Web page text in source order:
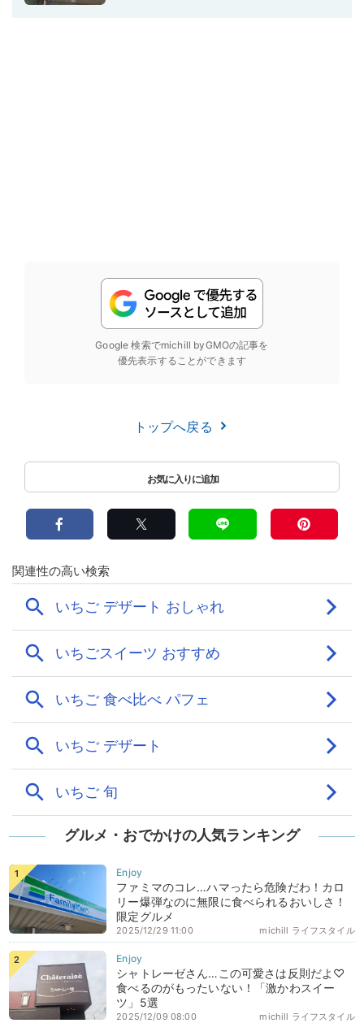
Google 検索でmichill byGMOの記事を
優先表示することができます
トップへ戻る
グルメ・おでかけの人気ランキング
ファミマのコレ…ハマったら危険だわ！カロ
リー爆弾なのに無限に食べられるおいしさ！
限定グルメ
michill ライフスタイル
2025/12/29 11:00
シャトレーゼさん…この可愛さは反則だよ♡
食べるのがもったいない！「激かわスイー
ツ」5選
michill ライフスタイル
2025/12/09 08:00